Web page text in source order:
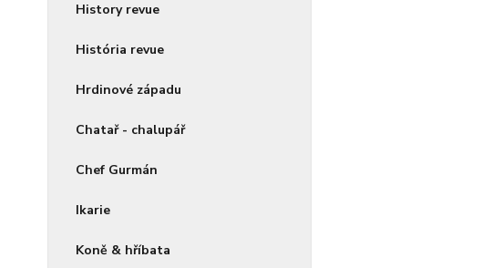
History revue
História revue
Hrdinové západu
Chatař - chalupář
Chef Gurmán
Ikarie
Koně & hříbata